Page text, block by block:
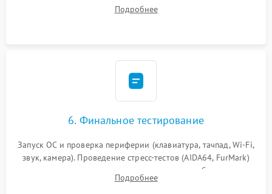
шлейфов, модулей памяти и накопителей. Предварительная
Подробнее
6. Финальное тестирование
Запуск ОС и проверка периферии (клавиатура, тачпад, Wi-Fi,
звук, камера). Проведение стресс-тестов (AIDA64, FurMark)
для контроля температурного режима и стабильности
системы под пиковой нагрузкой.
Подробнее